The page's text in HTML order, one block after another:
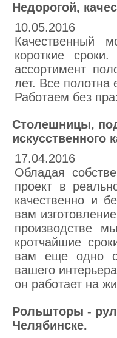
Недорогой,
10.05.2016
Качественный
короткие
ассортимент
лет. Все полотна
Работаем без
Столешницы,
искусственного
17.04.2016
Обладая
проект в
качественно и
вам
производстве
кротчайшие
вам еще одно
вашего
он работает на
Рольшторы -
Челябинске.